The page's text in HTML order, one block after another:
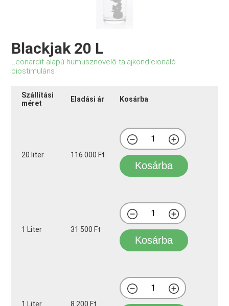
Blackjak 20 L
Leonardit alapú humusznövelő talajkondícionáló
biostimuláns
Szállítási
méret
Eladási ár Kosárba
20 liter 116 000 Ft
Kosárba
1 Liter 31 500 Ft
Kosárba
1 Liter 8 200 Ft